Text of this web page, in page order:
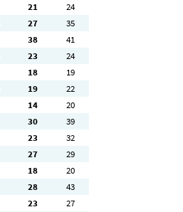
21
24
27
35
38
41
23
24
18
19
19
22
14
20
30
39
23
32
27
29
18
20
28
43
23
27